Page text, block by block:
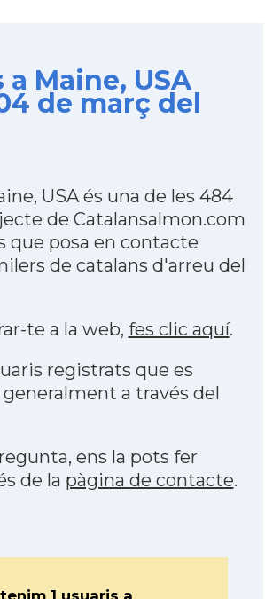
a Maine, USA
de març del
USA és una de les 484
de Catalansalmon.com
que posa en contacte
de catalans d'arreu del
te a la web, fes clic aquí.
registrats que es
a través del
ens la pots fer
de la pàgina de contacte.
tenim 1 usuaris a